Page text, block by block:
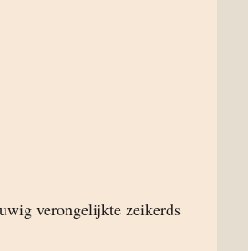
verongelijkte zeikerds